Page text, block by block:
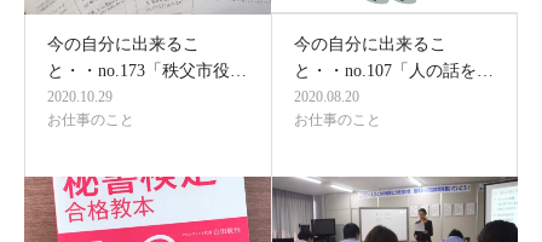
今の自分に出来るこ
と・・no.173「秩父市役…
2020.10.29
お仕事のこと
今の自分に出来るこ
と・・no.107「人の話を…
2020.08.20
お仕事のこと